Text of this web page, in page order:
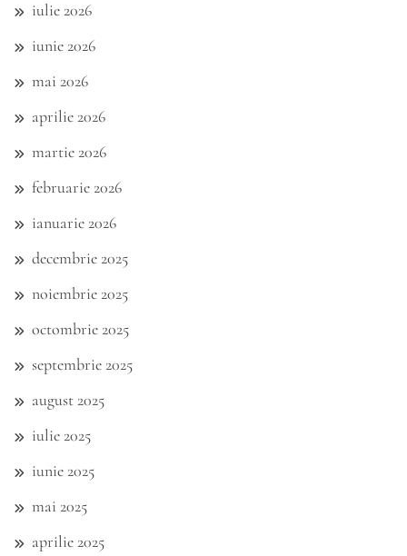
iulie 2026
iunie 2026
mai 2026
aprilie 2026
martie 2026
februarie 2026
ianuarie 2026
decembrie 2025
noiembrie 2025
octombrie 2025
septembrie 2025
august 2025
iulie 2025
iunie 2025
mai 2025
aprilie 2025